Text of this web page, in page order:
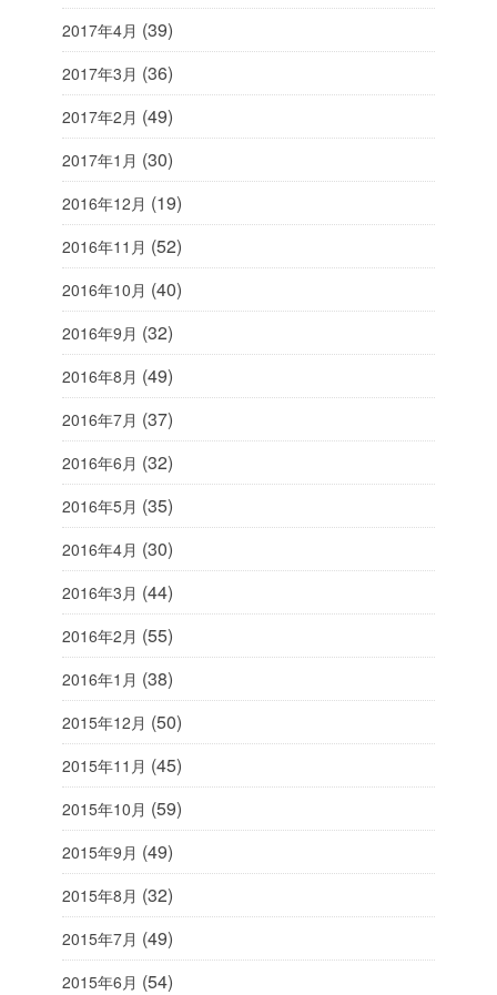
2017年4月 (39)
2017年3月 (36)
2017年2月 (49)
2017年1月 (30)
2016年12月 (19)
2016年11月 (52)
2016年10月 (40)
2016年9月 (32)
2016年8月 (49)
2016年7月 (37)
2016年6月 (32)
2016年5月 (35)
2016年4月 (30)
2016年3月 (44)
2016年2月 (55)
2016年1月 (38)
2015年12月 (50)
2015年11月 (45)
2015年10月 (59)
2015年9月 (49)
2015年8月 (32)
2015年7月 (49)
2015年6月 (54)